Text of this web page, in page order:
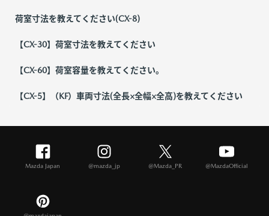
荷室寸法を教えてください(CX-8)
【CX-30】荷室寸法を教えてください
【CX-60】荷室容量を教えてください。
【CX-5】（KF）車両寸法(全長×全幅×全高)を教えてください
Mazda Japan @mazda_jp @Mazda_PR @MazdaOfficial